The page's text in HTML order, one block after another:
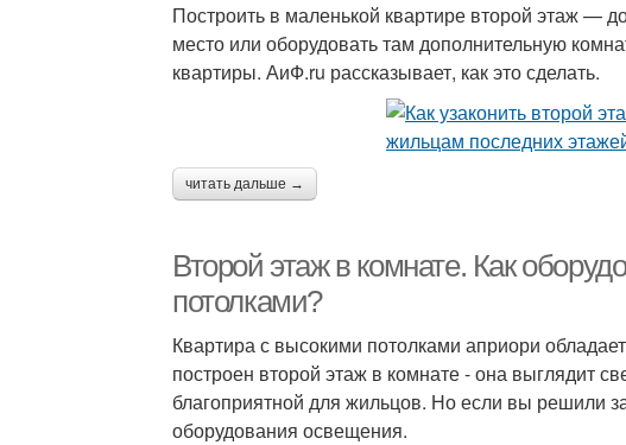
Построить в маленькой квартире второй этаж —
место или оборудовать там дополнительную
квартиры. АиФ.ru рассказывает, как это сделать.
читать дальше →
Второй этаж в комнате. Как
потолками?
Квартира с высокими потолками априори
построен второй этаж в комнате - она выглядит
благоприятной для жильцов. Но если вы решили
оборудования освещения.